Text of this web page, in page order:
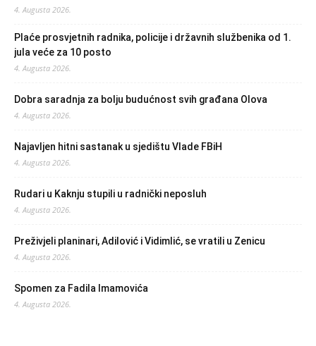
4. Augusta 2026.
Plaće prosvjetnih radnika, policije i državnih službenika od 1.
jula veće za 10 posto
4. Augusta 2026.
Dobra saradnja za bolju budućnost svih građana Olova
4. Augusta 2026.
Najavljen hitni sastanak u sjedištu Vlade FBiH
4. Augusta 2026.
Rudari u Kaknju stupili u radnički neposluh
4. Augusta 2026.
Preživjeli planinari, Adilović i Vidimlić, se vratili u Zenicu
4. Augusta 2026.
Spomen za Fadila Imamovića
4. Augusta 2026.